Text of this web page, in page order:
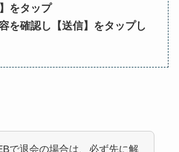
】をタップ
を確認し【送信】をタップし
で退会の場合は、必ず先に解